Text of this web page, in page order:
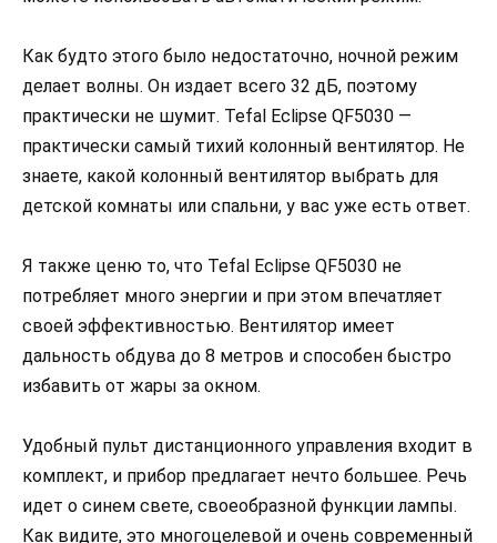
Как будто этого было недостаточно, ночной режим
делает волны. Он издает всего 32 дБ, поэтому
практически не шумит. Tefal Eclipse QF5030 —
практически самый тихий колонный вентилятор. Не
знаете, какой колонный вентилятор выбрать для
детской комнаты или спальни, у вас уже есть ответ.
Я также ценю то, что Tefal Eclipse QF5030 не
потребляет много энергии и при этом впечатляет
своей эффективностью. Вентилятор имеет
дальность обдува до 8 метров и способен быстро
избавить от жары за окном.
Удобный пульт дистанционного управления входит в
комплект, и прибор предлагает нечто большее. Речь
идет о синем свете, своеобразной функции лампы.
Как видите, это многоцелевой и очень современный